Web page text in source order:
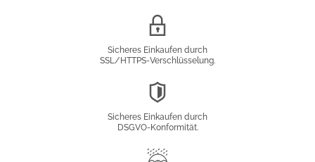
Sicheres Einkaufen durch
SSL/HTTPS-Verschlüsselung.
Sicheres Einkaufen durch
DSGVO-Konformität.